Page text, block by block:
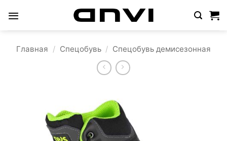
content
Главная / Спецобувь / Спецобувь демисезонная